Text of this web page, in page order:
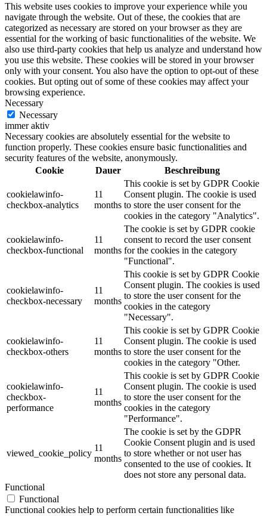
This website uses cookies to improve your experience while you
navigate through the website. Out of these, the cookies that are
categorized as necessary are stored on your browser as they are
essential for the working of basic functionalities of the website. We
also use third-party cookies that help us analyze and understand how
you use this website. These cookies will be stored in your browser
only with your consent. You also have the option to opt-out of these
cookies. But opting out of some of these cookies may affect your
browsing experience.
Necessary
Necessary
immer aktiv
Necessary cookies are absolutely essential for the website to
function properly. These cookies ensure basic functionalities and
security features of the website, anonymously.
Cookie
Dauer Beschreibung
cookielawinfo-
checkbox-analytics
11
months
This cookie is set by GDPR Cookie
Consent plugin. The cookie is used
to store the user consent for the
cookies in the category "Analytics".
cookielawinfo-
checkbox-functional
11
months
The cookie is set by GDPR cookie
consent to record the user consent
for the cookies in the category
"Functional".
cookielawinfo-
checkbox-necessary
11
months
This cookie is set by GDPR Cookie
Consent plugin. The cookies is used
to store the user consent for the
cookies in the category
"Necessary".
cookielawinfo-
checkbox-others
11
months
This cookie is set by GDPR Cookie
Consent plugin. The cookie is used
to store the user consent for the
cookies in the category "Other.
cookielawinfo-
checkbox-
performance
11
months
This cookie is set by GDPR Cookie
Consent plugin. The cookie is used
to store the user consent for the
cookies in the category
"Performance".
viewed_cookie_policy
11
months
The cookie is set by the GDPR
Cookie Consent plugin and is used
to store whether or not user has
consented to the use of cookies. It
does not store any personal data.
Functional
Functional
Functional cookies help to perform certain functionalities like